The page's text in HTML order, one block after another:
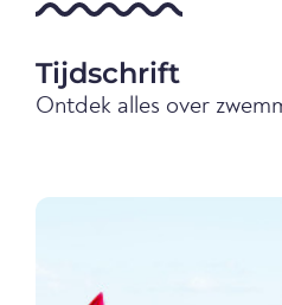
Tijdschrift
Ontdek alles over